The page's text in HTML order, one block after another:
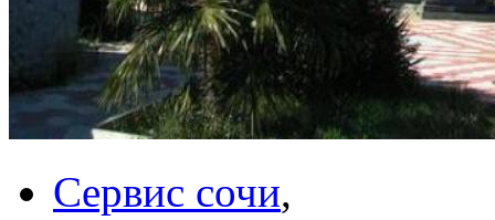
Сервис сочи,